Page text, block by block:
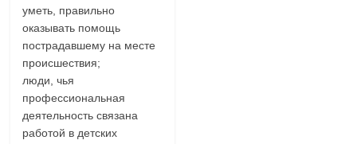
уметь, правильно
оказывать помощь
пострадавшему на месте
происшествия;
люди, чья
профессиональная
деятельность связана
работой в детских